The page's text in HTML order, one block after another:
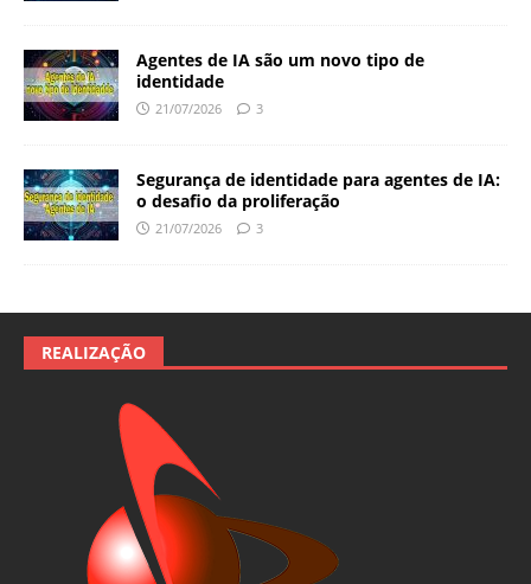
Agentes de IA são um novo tipo de
identidade
21/07/2026 3
Segurança de identidade para agentes de IA:
o desafio da proliferação
21/07/2026 3
REALIZAÇÃO